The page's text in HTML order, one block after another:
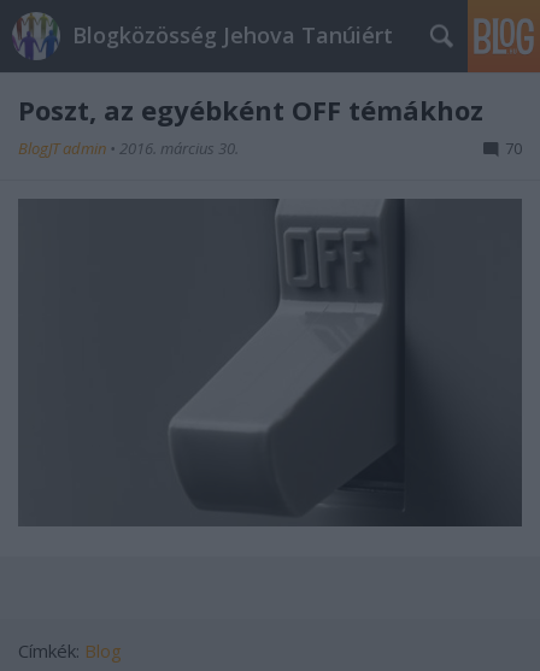
Blogközösség Jehova Tanúiért
Poszt, az egyébként OFF témákhoz
BlogJT admin • 2016. március 30. 70
Címkék: Blog